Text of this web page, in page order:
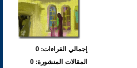
إجمالي القراءات: 0
المقالات المنشورة: 0